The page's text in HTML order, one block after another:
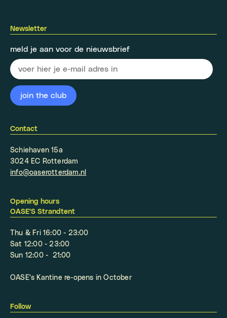
Newsletter
meld je aan voor de nieuwsbrief
Contact
Schiehaven 15a
3024 EC Rotterdam
info@oaserotterdam.nl
Opening hours
OASE'S Strandtent
Thu & Fri 16:00 - 23:00
Sat 12:00 - 23:00
Sun 12:00 - 21:00
OASE's Kantine re-opens in October
Follow